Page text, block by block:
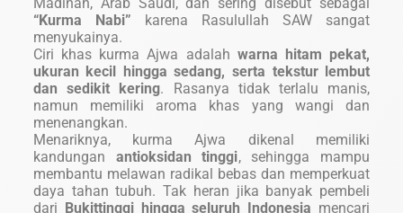
“Kurma Nabi” karena Rasulullah SAW sangat
menyukainya.
Ciri khas kurma Ajwa adalah warna hitam pekat,
ukuran kecil hingga sedang, serta tekstur lembut
dan sedikit kering. Rasanya tidak terlalu manis,
namun memiliki aroma khas yang wangi dan
menenangkan.
Menariknya, kurma Ajwa dikenal memiliki
kandungan antioksidan tinggi, sehingga mampu
membantu melawan radikal bebas dan memperkuat
daya tahan tubuh. Tak heran jika banyak pembeli
dari
Bukittinggi hingga seluruh Indonesia mencari